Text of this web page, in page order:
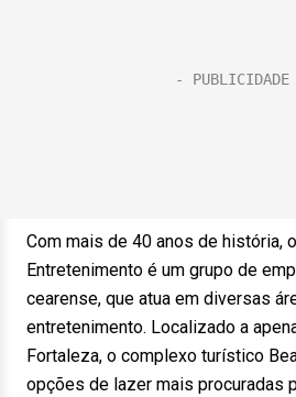
Com mais de 40 anos de história,
Entretenimento é um grupo de
cearense, que atua em diversas
entretenimento. Localizado a
Fortaleza, o complexo turístico
opções de lazer mais procuradas